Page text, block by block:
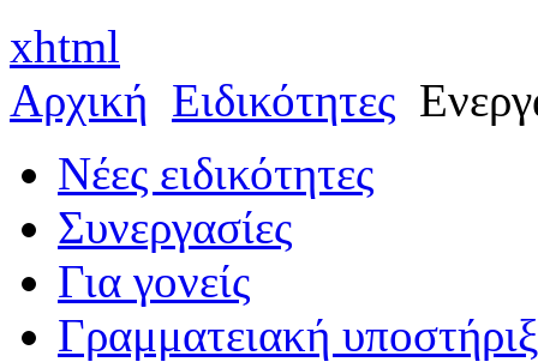
xhtml
Αρχική Ειδικότητες
Νέες ειδικότητες
Συνεργασίες
Για γονείς
Γραμματειακή